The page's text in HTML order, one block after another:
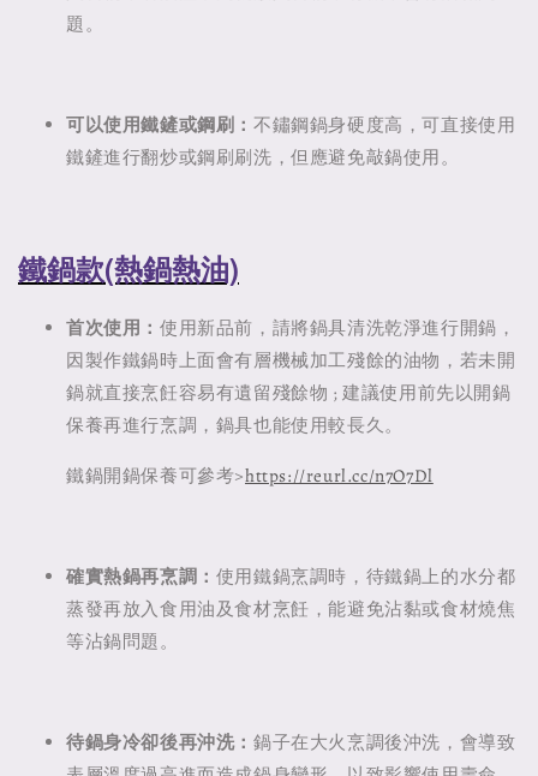
題。
可以使用鐵鏟或鋼刷： 不鏽鋼鍋身硬度高，可直接使用
鐵鏟進行翻炒或鋼刷刷洗，但應避免敲鍋使用。
鐵鍋款(熱鍋熱油)
首次使用： 使用新品前，請將鍋具清洗乾淨進行開鍋，
因製作鐵鍋時上面會有層機械加工殘餘的油物，若未開
鍋就直接烹飪容易有遺留殘餘物 ; 建議使用前先以開鍋
保養再進行烹調，鍋具也能使用較長久。
鐵鍋開鍋保養可參考>https://reurl.cc/n7O7Dl
確實熱鍋再烹調： 使用鐵鍋烹調時，待鐵鍋上的水分都
蒸發再放入食用油及食材烹飪，能避免沾黏或食材燒焦
等沾鍋問題。
待鍋身冷卻後再沖洗： 鍋子在大火烹調後沖洗，會導致